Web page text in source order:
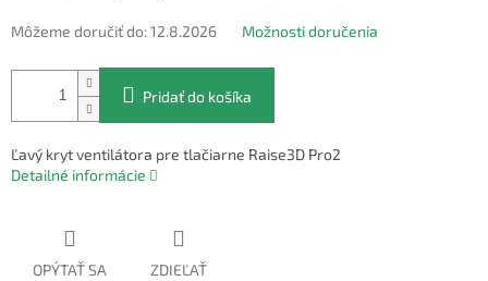
Môžeme doručiť do:12.8.2026 Možnosti doručenia
Pridať do košíka
Ľavý kryt ventilátora pre tlačiarne Raise3D Pro2
Detailné informácie
OPÝTAŤ SA ZDIEĽAŤ